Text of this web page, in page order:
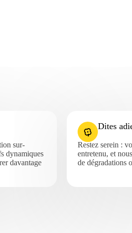
sur-
dynamiques
davantage
Dites
Restez serein :
entretenu, et
de dégradations